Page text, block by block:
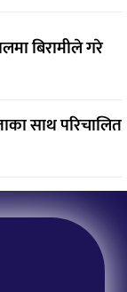
बिरामीले गरे
साथ परिचालित